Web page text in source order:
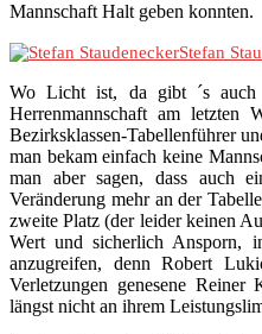
Mannschaft Halt geben konnten.
Stefan
Wo Licht ist, da gibt ´s auch
Herrenmannschaft am letzten
Bezirksklassen-Tabellenführer
man bekam einfach keine
man aber sagen, dass auch
Veränderung mehr an der
zweite Platz (der leider keinen
Wert und sicherlich Ansporn,
anzugreifen, denn Robert
Verletzungen genesene
längst nicht an ihrem